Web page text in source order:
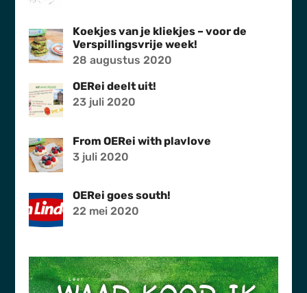
Koekjes van je kliekjes – voor de
Verspillingsvrije week!
28 augustus 2020
OERei deelt uit!
23 juli 2020
From OERei with plavlove
3 juli 2020
OERei goes south!
22 mei 2020